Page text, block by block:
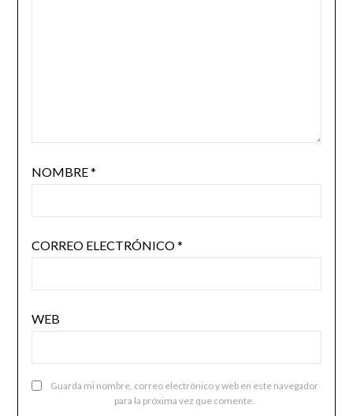
NOMBRE*
CORREO ELECTRÓNICO*
WEB
Guarda mi nombre, correo electrónico y web en este navegador
para la próxima vez que comente.